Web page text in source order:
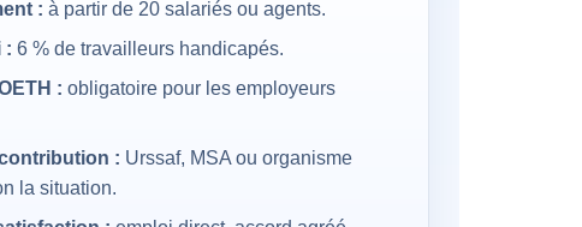
: à partir de 20 salariés ou agents.
: 6 % de travailleurs handicapés.
: obligatoire pour les employeurs
: Urssaf, MSA ou organisme
la situation.